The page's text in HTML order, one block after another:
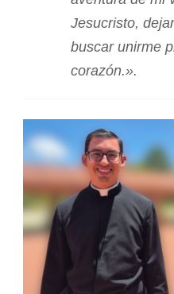
Jesucristo,
buscar unirme
corazón.».